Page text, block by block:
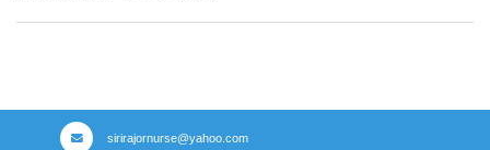
sirirajornurse@yahoo.com